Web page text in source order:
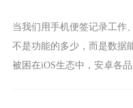
当我们用手机便签记录工作
不是功能的多少，而是数据
被困在iOS生态中，安卓各